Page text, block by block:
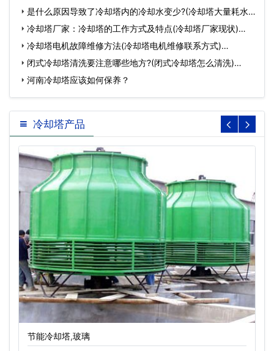
是什么原因导致了冷却塔内的冷却水变少?(冷却塔大量耗水
怎…冷却塔厂家：冷却塔的工作方式及特点(冷却塔厂家现状)…
冷却塔电机故障维修方法(冷却塔电机维修联系方式)…
闭式冷却塔清洗要注意哪些地方?(闭式冷却塔怎么清洗)…
河南冷却塔应该如何保养？
冷却塔产品
节能冷却塔,玻璃